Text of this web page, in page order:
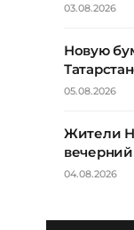
03.08.2026
Новую
05.08.2026
Жители
04.08.2026